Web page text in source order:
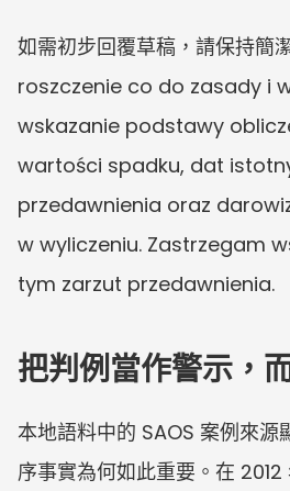
如需初步回覆草稿，請保持簡
roszczenie co do zasady i
wskazanie podstawy
wartości spadku, dat
przedawnienia oraz
w wyliczeniu. Zastrzegam
tym zarzut przedawnienia.
把判例當作警示，
本地語料中的 SAOS 案例來源
序事實為何如此重要。在